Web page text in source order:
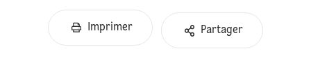
Imprimer Partager